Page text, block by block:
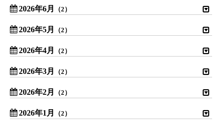
2026年6月 （2）
2026年5月 （2）
2026年4月 （2）
2026年3月 （2）
2026年2月 （2）
2026年1月 （2）